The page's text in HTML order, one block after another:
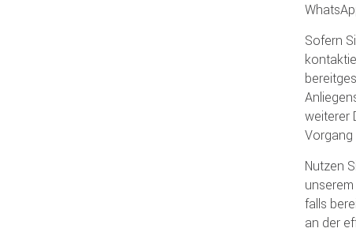
Sofern
weiterer
Vorgang
Nutzen
falls
an der